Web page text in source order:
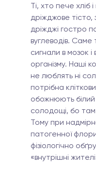
Ті, хто пече хліб
дріжджове
дріжджі гостро
вуглеводів.
сигнали в мозок
організму. Наші
не люблять ні
потрібна
обожнюють білий
солодощі, бо там
Тому при
патогенної
фізіологічно
«внутрішні